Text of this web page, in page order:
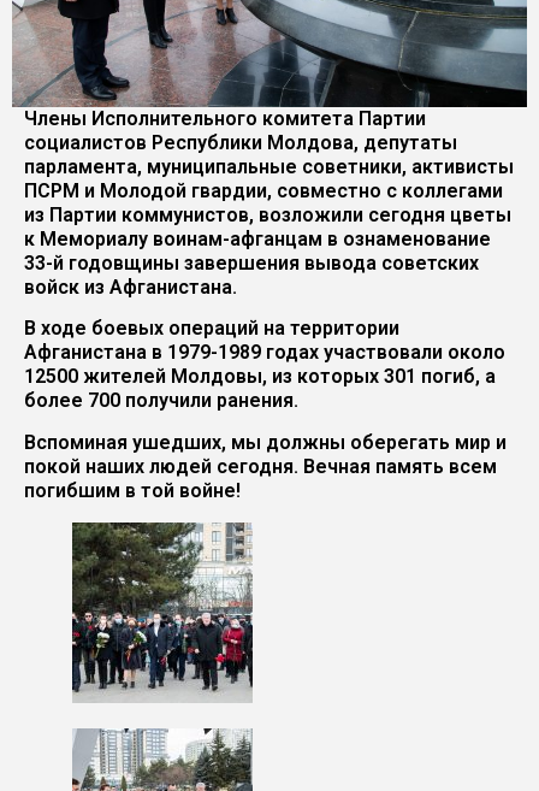
Члены Исполнительного комитета Партии
социалистов Республики Молдова, депутаты
парламента, муниципальные советники, активисты
ПСРМ и Молодой гвардии, совместно с коллегами
из Партии коммунистов, возложили сегодня цветы
к Мемориалу воинам-афганцам в ознаменование
33-й годовщины завершения вывода советских
войск из Афганистана.
В ходе боевых операций на территории
Афганистана в 1979-1989 годах участвовали около
12500 жителей Молдовы, из которых 301 погиб, а
более 700 получили ранения.
Вспоминая ушедших, мы должны оберегать мир и
покой наших людей сегодня. Вечная память всем
погибшим в той войне!